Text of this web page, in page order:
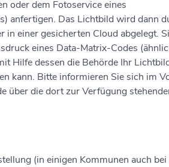
oder dem Fotoservice eines
anfertigen. Das Lichtbild wird dann
in einer gesicherten Cloud abgelegt.
eines Data-Matrix-Codes
Hilfe dessen die Behörde Ihr
kann. Bitte informieren Sie sich im
über die dort zur Verfügung
(in einigen Kommunen auch bei